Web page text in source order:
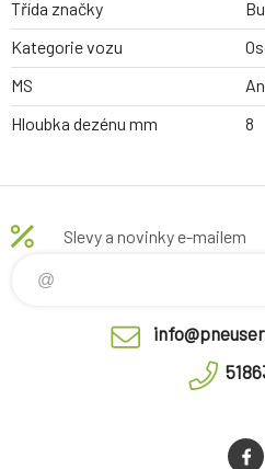
Třída značky
Kategorie vozu
MS
Hloubka dezénu mm
8
Slevy a novinky e-mailem